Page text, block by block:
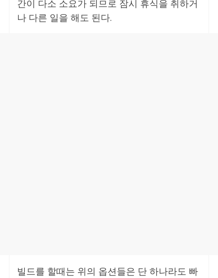
간이 다소 소요가 되므로 잠시 휴식을 취하거
나 다른 일을 해도 된다.
빌드를 할때는 위의 옵션들은 단 하나라도 빠